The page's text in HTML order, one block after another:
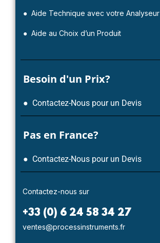
● Aide Technique avec votre Analyseur
● Aide au Choix d’un Produit
Besoin d'un Prix?
● Contactez-Nous pour un Devis
Pas en France?
● Contactez-Nous pour un Devis
Contactez-nous sur
+33 (0) 6 24 58 34 27
ventes@processinstruments.fr